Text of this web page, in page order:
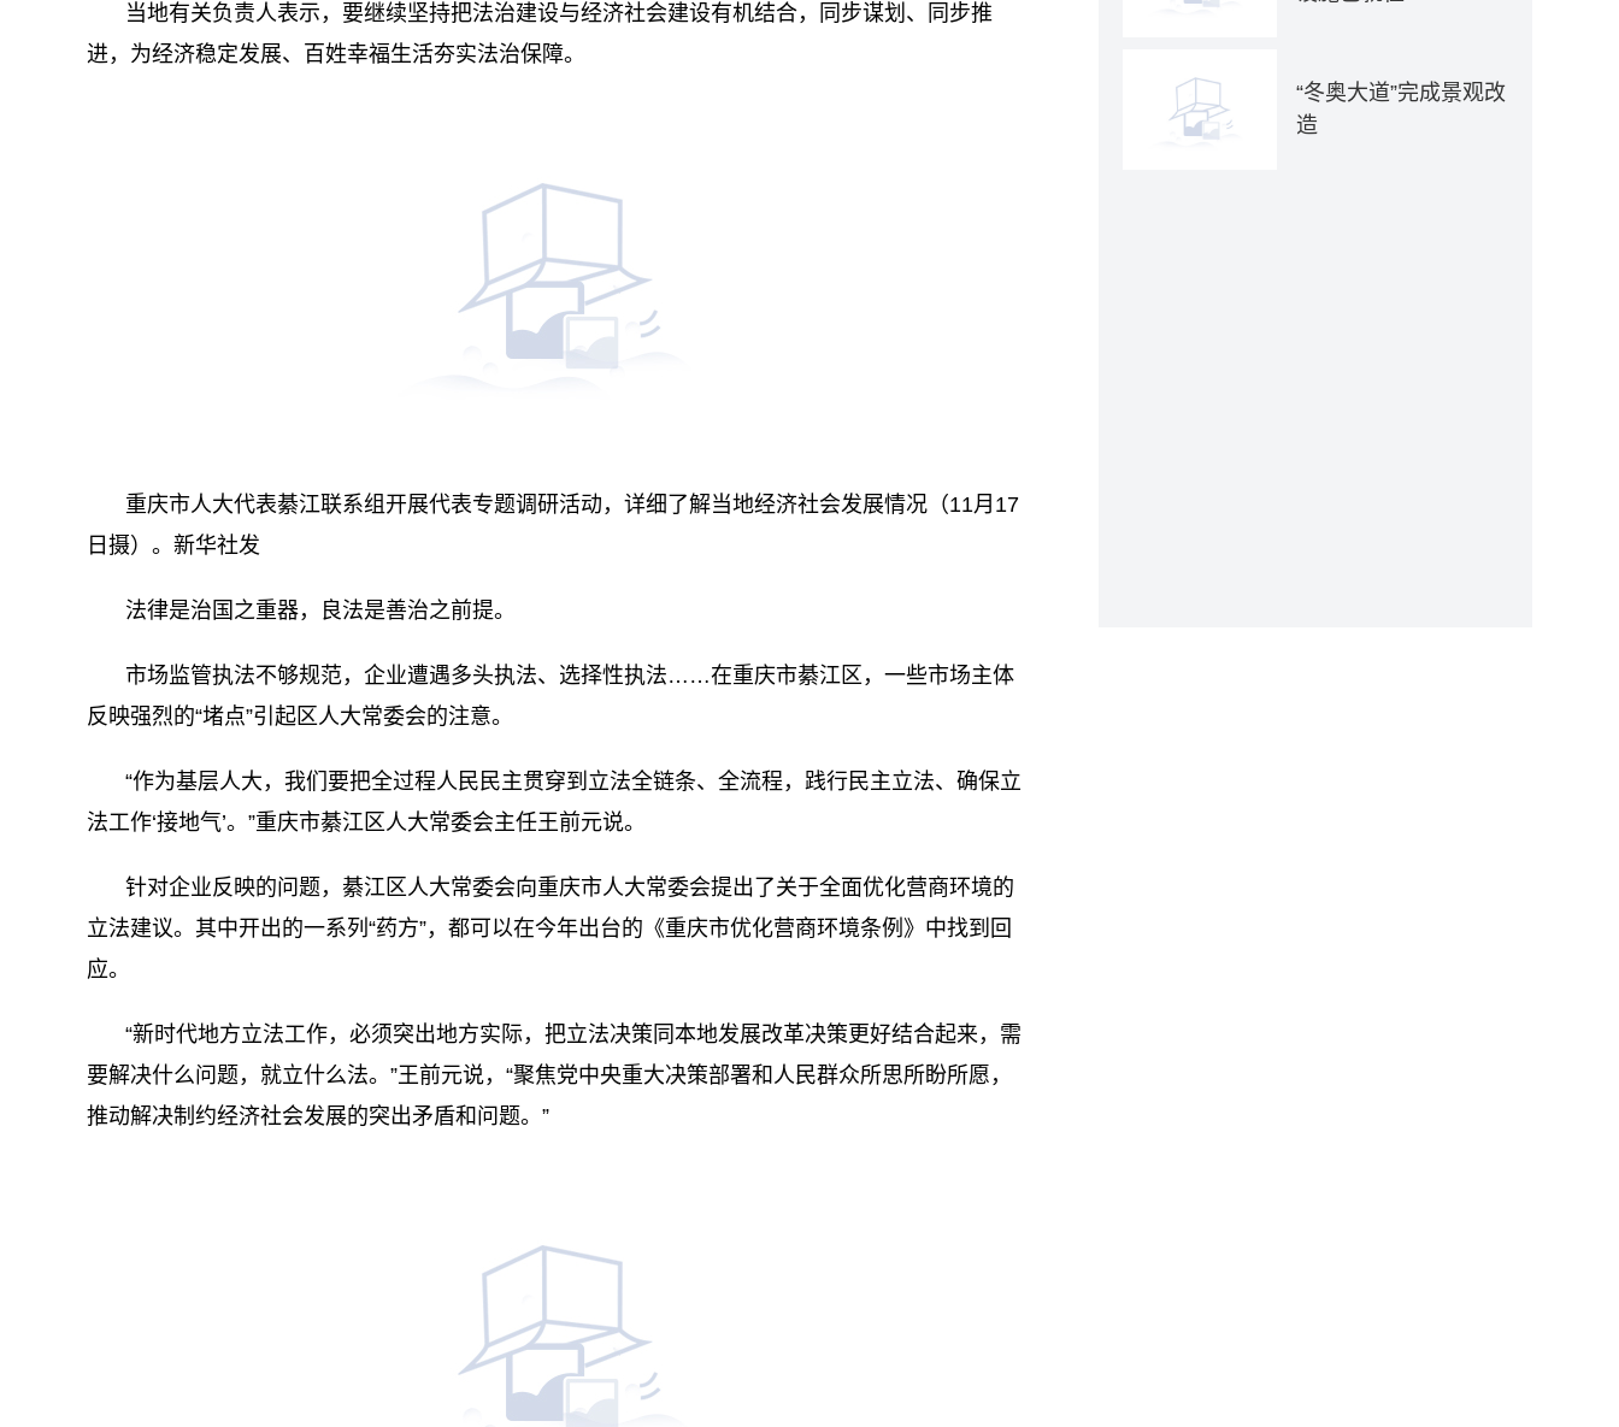
当地有关负责人表示，要继续坚持把法治建设与经济社会建设有机结合，同步谋划、同步推
进，为经济稳定发展、百姓幸福生活夯实法治保障。
重庆市人大代表綦江联系组开展代表专题调研活动，详细了解当地经济社会发展情况（11月17
日摄）。新华社发
法律是治国之重器，良法是善治之前提。
市场监管执法不够规范，企业遭遇多头执法、选择性执法……在重庆市綦江区，一些市场主体
反映强烈的“堵点”引起区人大常委会的注意。
“作为基层人大，我们要把全过程人民民主贯穿到立法全链条、全流程，践行民主立法、确保立
法工作‘接地气’。”重庆市綦江区人大常委会主任王前元说。
针对企业反映的问题，綦江区人大常委会向重庆市人大常委会提出了关于全面优化营商环境的
立法建议。其中开出的一系列“药方”，都可以在今年出台的《重庆市优化营商环境条例》中找到回
应。
“新时代地方立法工作，必须突出地方实际，把立法决策同本地发展改革决策更好结合起来，需
要解决什么问题，就立什么法。”王前元说，“聚焦党中央重大决策部署和人民群众所思所盼所愿，
推动解决制约经济社会发展的突出矛盾和问题。”
“冬奥大道”完成景观改
造